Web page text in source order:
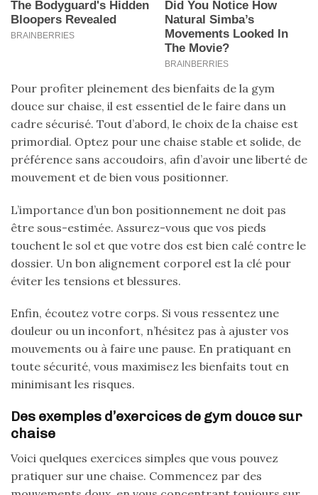
Pour profiter pleinement des bienfaits de la gym
douce sur chaise, il est essentiel de le faire dans un
cadre sécurisé. Tout d’abord, le choix de la chaise est
primordial. Optez pour une chaise stable et solide, de
préférence sans accoudoirs, afin d’avoir une liberté de
mouvement et de bien vous positionner.
L’importance d’un bon positionnement ne doit pas
être sous-estimée. Assurez-vous que vos pieds
touchent le sol et que votre dos est bien calé contre le
dossier. Un bon alignement corporel est la clé pour
éviter les tensions et blessures.
Enfin, écoutez votre corps. Si vous ressentez une
douleur ou un inconfort, n’hésitez pas à ajuster vos
mouvements ou à faire une pause. En pratiquant en
toute sécurité, vous maximisez les bienfaits tout en
minimisant les risques.
Des exemples d’exercices de gym douce sur
chaise
Voici quelques exercices simples que vous pouvez
pratiquer sur une chaise. Commencez par des